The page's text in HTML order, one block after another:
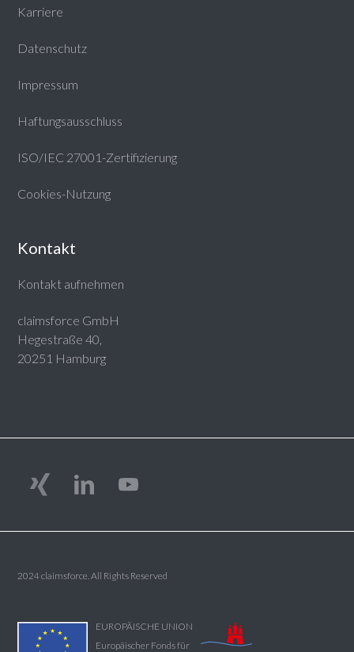
Karriere
Datenschutz
Impressum
Haftungsausschluss
ISO/IEC 27001-Zertifizierung
Cookies-Nutzung
Kontakt
Kontakt aufnehmen
claimsforce GmbH
Hegestraße 40,
20251 Hamburg
2024 claimsforce. All Rights Reserved
EUROPÄISCHE UNION
Europäischer Fonds für